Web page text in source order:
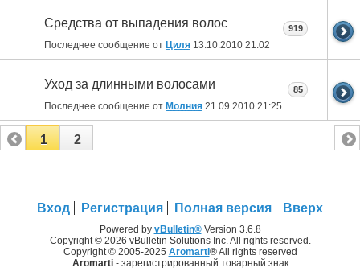
Средства от выпадения волос
Последнее сообщение от Циля 13.10.2010 21:02
919
Уход за длинными волосами
Последнее сообщение от Молния 21.09.2010 21:25
85
1 2
Вход Регистрация Полная версия Вверх
Powered by vBulletin®Version 3.6.8
Copyright © 2026 vBulletin Solutions Inc. All rights reserved.
Copyright © 2005-2025 Aromarti® All rights reserved
Aromarti- зарегистрированный товарный знак